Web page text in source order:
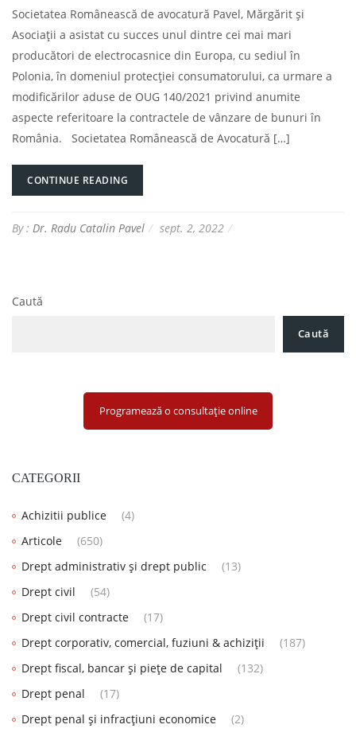
Societatea Românească de avocatură Pavel, Mărgărit și
Asociații a asistat cu succes unul dintre cei mai mari
producători de electrocasnice din Europa, cu sediul în
Polonia, în domeniul protecției consumatorului, ca urmare a
modificărilor aduse de OUG 140/2021 privind anumite
aspecte referitoare la contractele de vânzare de bunuri în
România. Societatea Românească de Avocatură […]
CONTINUE READING
By : Dr. Radu Catalin Pavel sept. 2, 2022
Caută
Caută
Programează o consultație online
CATEGORII
Achizitii publice
(4)
Articole
(650)
Drept administrativ și drept public
(13)
Drept civil
(54)
Drept civil contracte
(17)
Drept corporativ, comercial, fuziuni & achiziții
(187)
Drept fiscal, bancar și piețe de capital
(132)
Drept penal
(17)
Drept penal și infracțiuni economice
(2)